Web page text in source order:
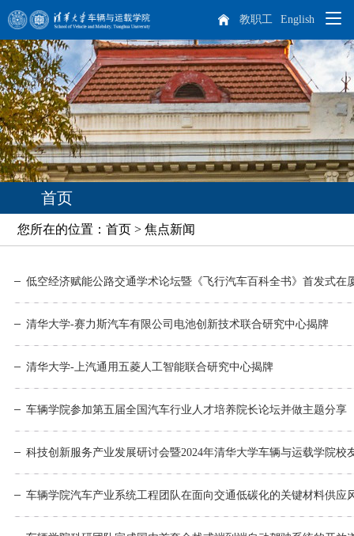
English
教职工
院系概况
学院概况
院长致辞
现任领导
历任领导
历史沿革
联系我们
师资队伍
杰出人才
教师队伍
博士后
人才培养
本科生培养
专业介绍 培养方案
研究生培养
高级研修中心
科学研究
科研概况
车辆动力工程研究所 汽车工程研究所
科研成果
国际合作与交流
学生天地
学生活动
科创活动 文体活动 社会实践
奖励荣誉
本科生招生
研究生招生
校友工作
校友组织
校友风采
首页
您所在的位置：首页 > 焦点新闻
清华大学-赛力斯汽车有限公司电池创新技术联合研究中心揭牌
清华大学-上汽通用五菱人工智能联合研究中心揭牌
车辆学院参加第五届全国汽车行业人才培养院长论坛并做主题分享